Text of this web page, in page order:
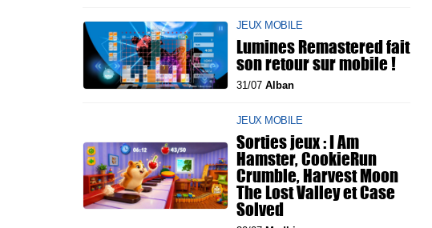
JEUX MOBILE
Lumines Remastered fait
son retour sur mobile !
31/07 Alban
JEUX MOBILE
Sorties jeux : I Am
Hamster, CookieRun
Crumble, Harvest Moon
The Lost Valley et Case
Solved